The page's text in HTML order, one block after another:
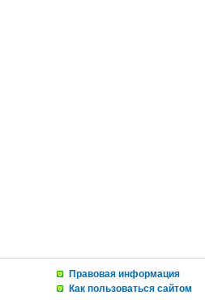
Правовая информация
Как пользоваться сайтом